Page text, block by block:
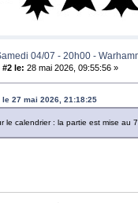
04/07 - 20h00 -
le: 28 mai 2026, 09:55:56 »
le 27 mai 2026, 21:18:25
le calendrier : la partie est mise au